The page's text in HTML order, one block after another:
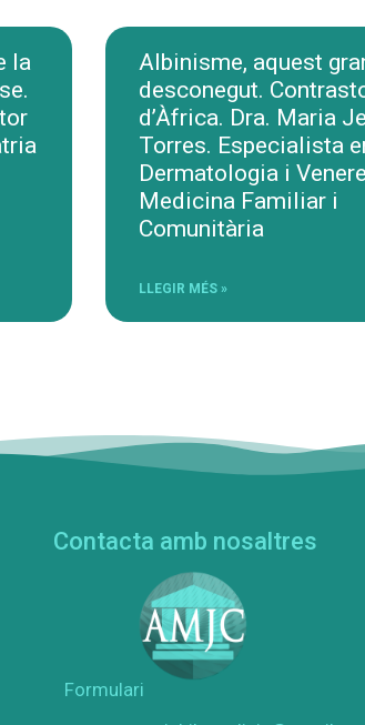
la
Albinisme, aquest
desconegut.
d’Àfrica. Dra. Maria
Torres. Especialista
Dermatologia i
Medicina Familiar i
Comunitària
LLEGIR MÉS »
Contacta amb nosaltres
Formulari